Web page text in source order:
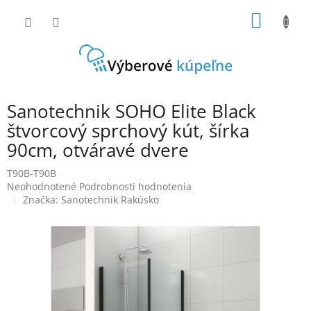
Sanotechnik SOHO Elite Black
štvorcový sprchový kút, šírka
90cm, otváravé dvere
T90B-T90B
Priemerné
hodnotenie
Neohodnotené Podrobnosti hodnotenia
Značka: Sanotechnik Rakúsko